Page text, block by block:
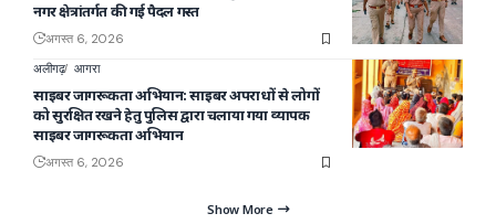
नगर क्षेत्रांतर्गत की गई पैदल गस्त
अगस्त 6, 2026
अलीगढ़ आगरा
साइबर जागरूकता अभियान: साइबर अपराधों से लोगों
को सुरक्षित रखने हेतु पुलिस द्वारा चलाया गया व्यापक
साइबर जागरूकता अभियान
अगस्त 6, 2026
Show More